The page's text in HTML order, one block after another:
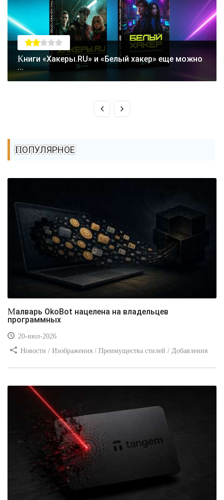
Книги «Хакеры.RU» и «Белый хакер» еще можно
...
ПОПУЛЯРНОЕ
Малварь OkoBot нацелена на владельцев
программных
20-июл-2026
Новости / Изображения / Преимущества стилей / Добавления